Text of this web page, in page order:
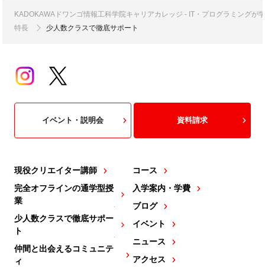
KADOKAWAドワンゴ情報工科学院キャリアカレッジ - IT・プログラミングが
特長
少人数クラスで徹底サポート
現役クリエイター講師
完全オフラインの通学型授
業
少人数クラスで徹底サポー
ト
仲間と出会えるコミュニテ
ィ
コース
入学案内・学費
ブログ
イベント
ニュース
アクセス
イベント・説明会 資料請求